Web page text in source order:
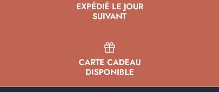
EXPÉDIÉ LE JOUR
SUIVANT
CARTE CADEAU
DISPONIBLE